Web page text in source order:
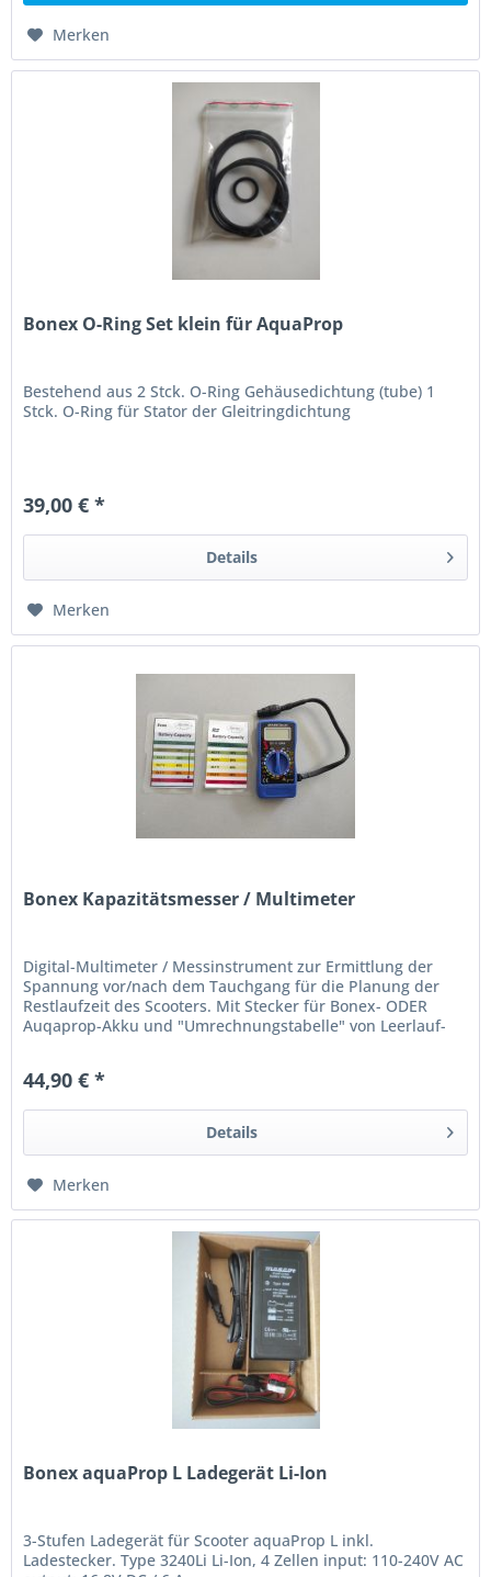
Merken
Bonex O-Ring Set klein für AquaProp
Bestehend aus 2 Stck. O-Ring Gehäusedichtung (tube) 1
Stck. O-Ring für Stator der Gleitringdichtung
39,00 € *
Details
Merken
Bonex Kapazitätsmesser / Multimeter
Digital-Multimeter / Messinstrument zur Ermittlung der
Spannung vor/nach dem Tauchgang für die Planung der
Restlaufzeit des Scooters. Mit Stecker für Bonex- ODER
Auqaprop-Akku und "Umrechnungstabelle" von Leerlauf-
44,90 € *
Details
Merken
Bonex aquaProp L Ladegerät Li-Ion
3-Stufen Ladegerät für Scooter aquaProp L inkl.
Ladestecker. Type 3240Li Li-Ion, 4 Zellen input: 110-240V AC